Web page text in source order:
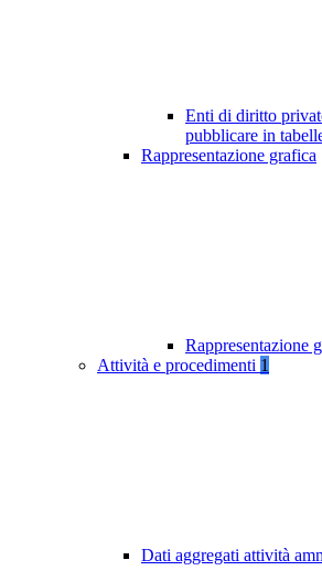
Enti di diritto
pubblicare in
Rappresentazione grafica
Rappresentazione
Attività e procedimenti 1
Dati aggregati attività